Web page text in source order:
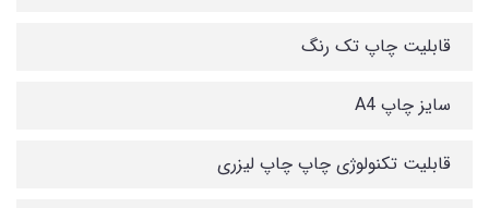
قابلیت چاپ تک رنگ
سایز چاپ A4
قابلیت تکنولوژی چاپ چاپ لیزری